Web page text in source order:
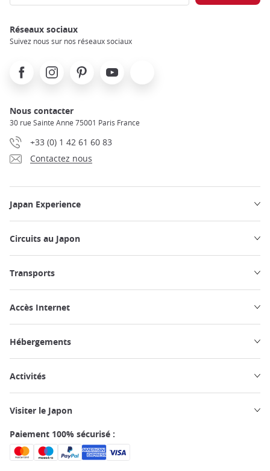
Réseaux sociaux
Suivez nous sur nos réseaux sociaux
FacebookInstagramPinterest Youtube
Nous contacter
30 rue Sainte Anne 75001 Paris France
+33 (0) 1 42 61 60 83
Contactez nous
Japan Experience
Circuits au Japon
Transports
Accès Internet
Hébergements
Activités
Visiter le Japon
Paiement 100% sécurisé :